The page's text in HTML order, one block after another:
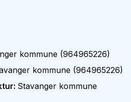
kommune (964965226)
kommune (964965226)
: Stavanger kommune